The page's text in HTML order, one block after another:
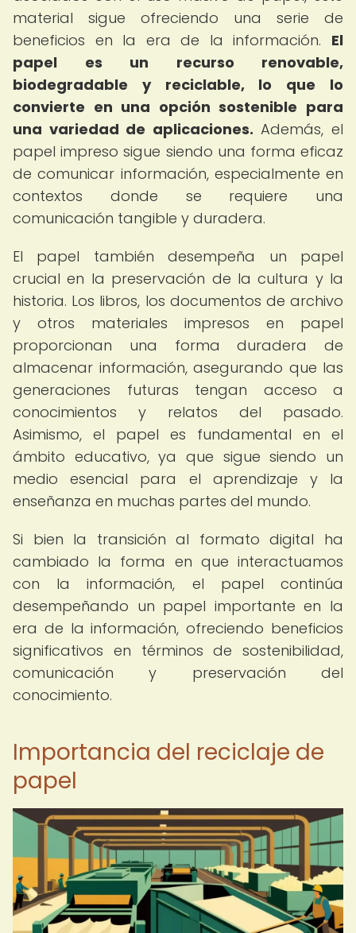
material sigue ofreciendo una serie de
beneficios en la era de la información. El
papel es un recurso renovable,
biodegradable y reciclable, lo que lo
convierte en una opción sostenible para
una variedad de aplicaciones. Además, el
papel impreso sigue siendo una forma eficaz
de comunicar información, especialmente en
contextos donde se requiere una
comunicación tangible y duradera.
El papel también desempeña un papel
crucial en la preservación de la cultura y la
historia. Los libros, los documentos de archivo
y otros materiales impresos en papel
proporcionan una forma duradera de
almacenar información, asegurando que las
generaciones futuras tengan acceso a
conocimientos y relatos del pasado.
Asimismo, el papel es fundamental en el
ámbito educativo, ya que sigue siendo un
medio esencial para el aprendizaje y la
enseñanza en muchas partes del mundo.
Si bien la transición al formato digital ha
cambiado la forma en que interactuamos
con la información, el papel continúa
desempeñando un papel importante en la
era de la información, ofreciendo beneficios
significativos en términos de sostenibilidad,
comunicación y preservación del
conocimiento.
Importancia del reciclaje de
papel